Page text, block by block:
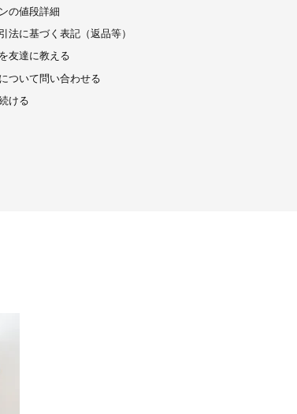
の値段詳細
法に基づく表記（返品等）
友達に教える
ついて問い合わせる
ける